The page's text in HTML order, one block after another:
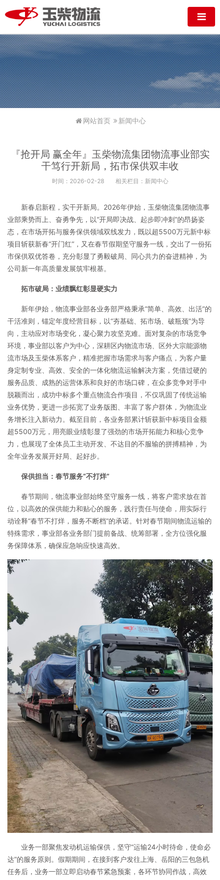
网站首页 新闻中心
『抢开局 赢全年』玉柴物流集团物流事业部实
干笃行开新局，拓市保供双丰收
时间：2026-02-28 相关栏目：新闻中心
新春启新程，实干开新局。2026年伊始，玉柴物流集团物流事
业部乘势而上、奋勇争先，以“开局即决战、起步即冲刺”的昂扬姿
态，在市场开拓与服务保供领域双线发力，既以超5500万元新中标
项目斩获新春“开门红”，又在春节假期坚守服务一线，交出了一份拓
市保供双优答卷，充分彰显了勇毅破局、同心共力的奋进精神，为
公司新一年高质量发展筑牢根基。
拓市破局：业绩飘红彰显硬实力
新年伊始，物流事业部各业务部严格秉承“简单、高效、出活”的
干活准则，锚定年度经营目标，以“夯基础、拓市场、破瓶颈”为导
向，主动应对市场变化，凝心聚力攻坚克难。面对复杂的市场竞争
环境，事业部以客户为中心，深耕区内物流市场、区外大宗能源物
流市场及玉柴体系客户，精准把握市场需求与客户痛点，为客户量
身定制专业、高效、安全的一体化物流运输解决方案，凭借过硬的
服务品质、成熟的运营体系和良好的市场口碑，在众多竞争对手中
脱颖而出，成功中标多个重点物流合作项目，不仅巩固了传统运输
业务优势，更进一步拓宽了业务版图、丰富了客户群体，为物流业
务增长注入新动力。截至目前，各业务部累计斩获新中标项目金额
超5500万元，用亮眼业绩彰显了强劲的市场开拓能力和核心竞争
力，也展现了全体员工主动开发、不达目的不服输的拼搏精神，为
全年业务发展开好局、起好步。
保供担当：春节服务“不打烊”
春节期间，物流事业部始终坚守服务一线，将客户需求放在首
位，以高效的保供能力和贴心的服务，践行责任与使命，用实际行
动诠释“春节不打烊，服务不断档”的承诺。针对春节期间物流运输的
特殊需求，事业部各业务部门提前备战、统筹部署，全方位强化服
务保障体系，确保应急响应快速高效。
业务一部聚焦发动机运输保供，坚守“运输24小时待命，使命必
达”的服务原则。假期期间，在接到客户发往上海、岳阳的三包急机
任务后，业务一部立即启动春节紧急预案，各环节协同作战，高效